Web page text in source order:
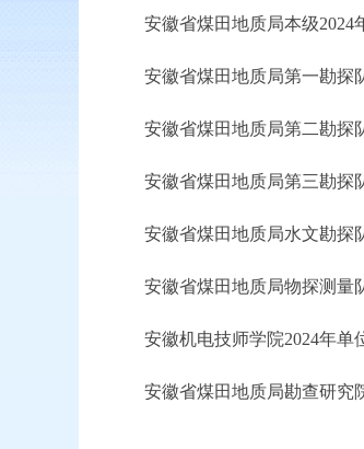
安徽省煤田地质局本级2024
安徽省煤田地质局第一勘探
安徽省煤田地质局第二勘探
安徽省煤田地质局第三勘探
安徽省煤田地质局水文勘探
安徽省煤田地质局物探测量
安徽机电技师学院2024年单
安徽省煤田地质局勘查研究